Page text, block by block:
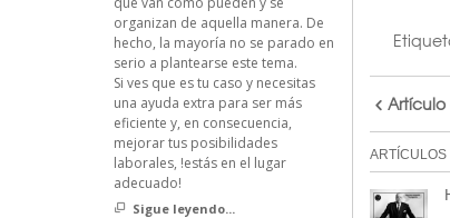
Artículo
organizan de aquella manera. De
hecho, la mayoría no se parado en
serio a plantearse este tema.
Si ves que es tu caso y necesitas
una ayuda extra para ser más
eficiente y, en consecuencia,
mejorar tus posibilidades
laborales, !estás en el lugar
adecuado!
Sigue leyendo...